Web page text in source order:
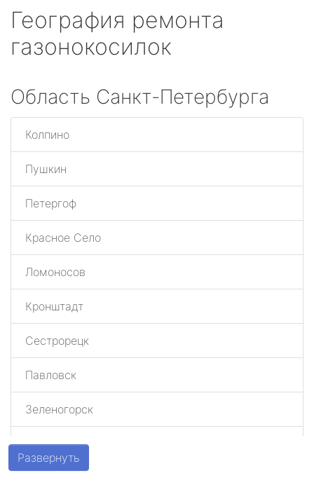
География ремонта
газонокосилок
Область Санкт-Петербурга
Колпино
Пушкин
Петергоф
Красное Село
Ломоносов
Кронштадт
Сестрорецк
Павловск
Зеленогорск
Шушары
Развернуть